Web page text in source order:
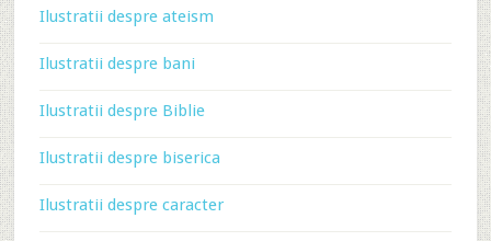
Ilustratii despre ateism
Ilustratii despre bani
Ilustratii despre Biblie
Ilustratii despre biserica
Ilustratii despre caracter